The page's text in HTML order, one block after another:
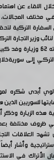
اللقاء عن
مختلف
التركية
وزير التجارة
معرض دمشق الدولي بدورته
إلى
أبدى شكره
للسوريين
ظروف مختلفة
العلاقات
وأشار
الأتراك في